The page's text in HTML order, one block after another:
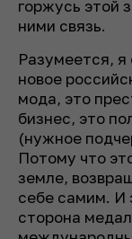
горжусь этой
ними связь.
Разумеется, я
новое
мода, это
бизнес, это
(нужное
Потому что
земле,
себе самим. И
сторона